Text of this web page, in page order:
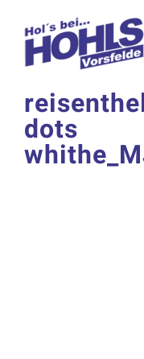
Inhalt
springen
dots